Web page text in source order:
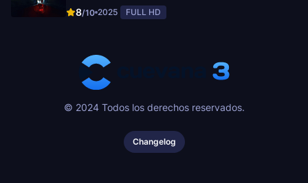
8/10 2025 FULL HD
© 2024 Todos los derechos reservados.
Changelog